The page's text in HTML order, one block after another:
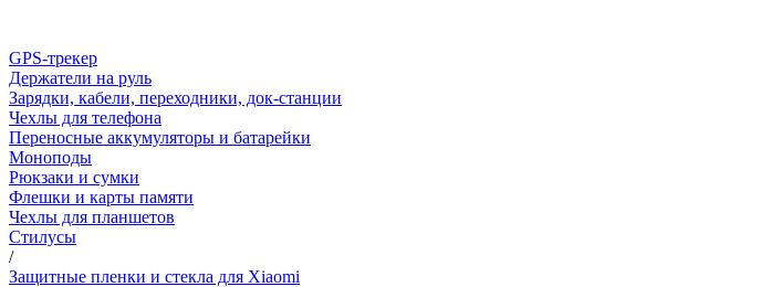
GPS-трекер
Держатели на руль
Зарядки, кабели, переходники, док-станции
Чехлы для телефона
Переносные аккумуляторы и батарейки
Моноподы
Рюкзаки и сумки
Флешки и карты памяти
Чехлы для планшетов
Стилусы
/
Защитные пленки и стекла для Xiaomi